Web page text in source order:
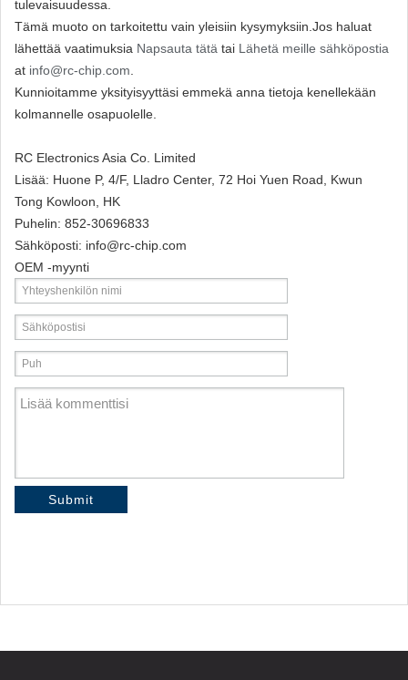
tulevaisuudessa.
Tämä muoto on tarkoitettu vain yleisiin kysymyksiin.Jos haluat
lähettää vaatimuksia Napsauta tätä tai Lähetä meille sähköpostia
at info@rc-chip.com
Kunnioitamme yksityisyyttäsi emmekä anna tietoja kenellekään
kolmannelle osapuolelle.
RC Electronics Asia Co. Limited
Lisää: Huone P, 4/F, Lladro Center, 72 Hoi Yuen Road, Kwun
Tong Kowloon, HK
Puhelin: 852-30696833
Sähköposti: info@rc-chip.com
OEM -myynti